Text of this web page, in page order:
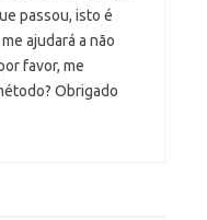
passou, isto é
ajudará a não
favor, me
Obrigado